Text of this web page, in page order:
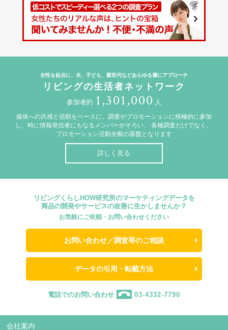
女性を起点に、夫、子ども、親世代などあらゆる層にアプローチ
リビングの生活者ネットワーク
参加者約 1,301,000 人
媒体への共感と信頼をベースに、調査やプロモーションに積極的に参加
し、時に情報発信者にもなるメンバーがそろい、
各種調査だけでなく、
プロモーション活動全般の基盤となります
詳しく見る
リビングくらしHOW研究所のマーケティングデータを
商品の開発やサービスの改善に生かしませんか？
お気軽にご依頼・お問い合わせください
お問い合わせ／調査等のご相談
データの引用・転載方法
電話でのお問い合わせ 03-4332-7790
会社案内